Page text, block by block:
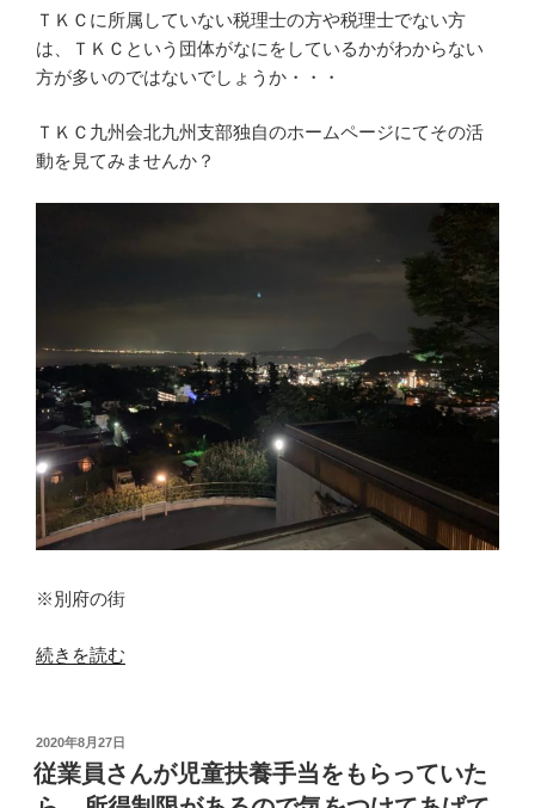
従
業
員
ん
の
を
支
払
う
と
に
「督
数
料」
払
っ
ＴＫＣに所属していない税理士の方や税理士でない方
は、ＴＫＣという団体がなにをしているかがわからない
方が多いのではないでしょうか・・・
ＴＫＣ九州会北九州支部独自のホームページにてその活
動を見てみませんか？
※別府の街
“Ｔ
っ
て
何
続きを読む
投
稿
日:
2020年8月27日
従業員さんが児童扶養手当をもらっていた